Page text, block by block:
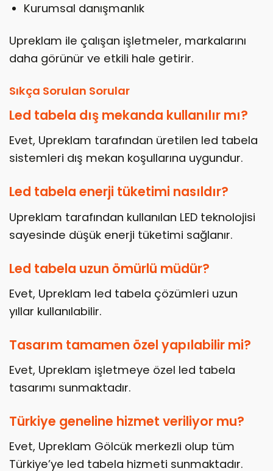
Kurumsal danışmanlık
Upreklam ile çalışan işletmeler, markalarını
daha görünür ve etkili hale getirir.
Sıkça Sorulan Sorular
Led tabela dış mekanda kullanılır mı?
Evet, Upreklam tarafından üretilen led tabela
sistemleri dış mekan koşullarına uygundur.
Led tabela enerji tüketimi nasıldır?
Upreklam tarafından kullanılan LED teknolojisi
sayesinde düşük enerji tüketimi sağlanır.
Led tabela uzun ömürlü müdür?
Evet, Upreklam led tabela çözümleri uzun
yıllar kullanılabilir.
Tasarım tamamen özel yapılabilir mi?
Evet, Upreklam işletmeye özel led tabela
tasarımı sunmaktadır.
Türkiye geneline hizmet veriliyor mu?
Evet, Upreklam Gölcük merkezli olup tüm
Türkiye’ye led tabela hizmeti sunmaktadır.